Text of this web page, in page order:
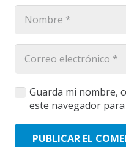
Guarda mi nombre,
este navegador
PUBLICAR EL